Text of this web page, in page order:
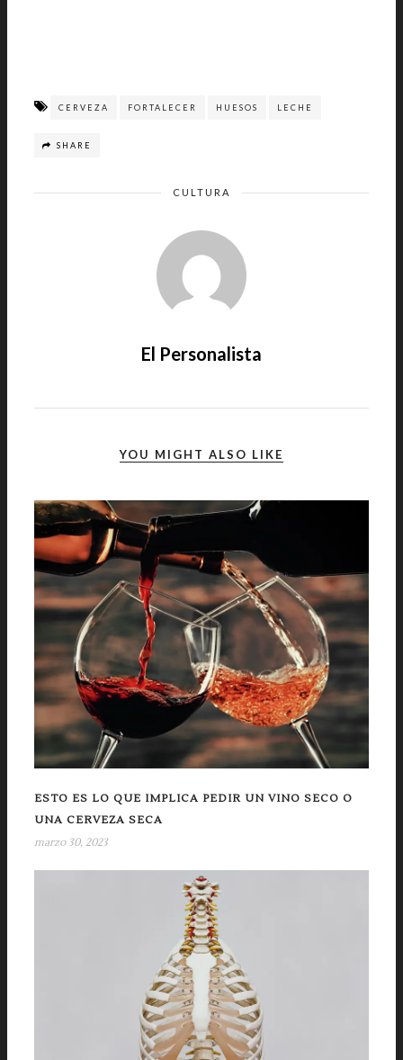
CERVEZA FORTALECER HUESOS LECHE
SHARE
CULTURA
El Personalista
YOU MIGHT ALSO LIKE
ESTO ES LO QUE IMPLICA PEDIR UN VINO SECO O
UNA CERVEZA SECA
marzo 30, 2023